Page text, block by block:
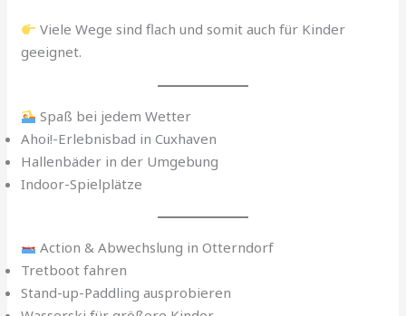
Viele Wege sind flach und somit auch für Kinder
geeignet.
Spaß bei jedem Wetter
Ahoi!-Erlebnisbad in Cuxhaven
Hallenbäder in der Umgebung
Indoor-Spielplätze
Action & Abwechslung in Otterndorf
Tretboot fahren
Stand-up-Paddling ausprobieren